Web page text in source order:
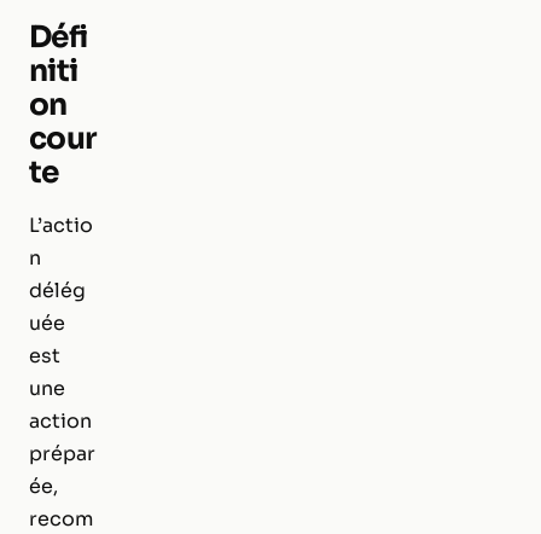
Défi
niti
on
cour
te
L’actio
n
délég
uée
est
une
action
prépar
ée,
recom